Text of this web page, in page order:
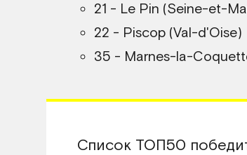
21 - Le Pin (Seine-et-
22 - Piscop (Val-d'Oise)
35 - Marnes-la-
Список ТОП50